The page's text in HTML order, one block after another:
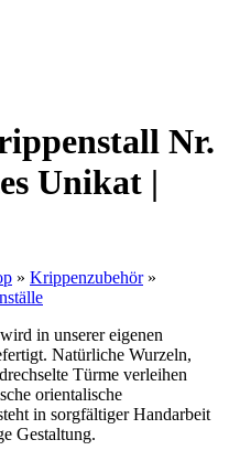
Nr.
Unikat |
» Krippenzubehör»
in unserer eigenen
Natürliche Wurzeln,
Türme verleihen
orientalische
in sorgfältiger Handarbeit
Gestaltung.